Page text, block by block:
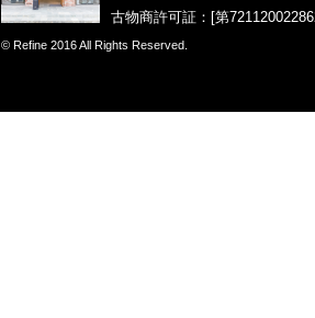
古物商許可証：[第
© Refine 2016 All Rights Reserved.